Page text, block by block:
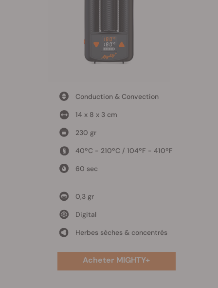
Conduction & Convection
14 x 8 x 3 cm
230 gr
40ºC - 210ºC / 104ºF - 410ºF
60 sec
0,3 gr
Digital
Herbes sèches & concentrés
Acheter MIGHTY+